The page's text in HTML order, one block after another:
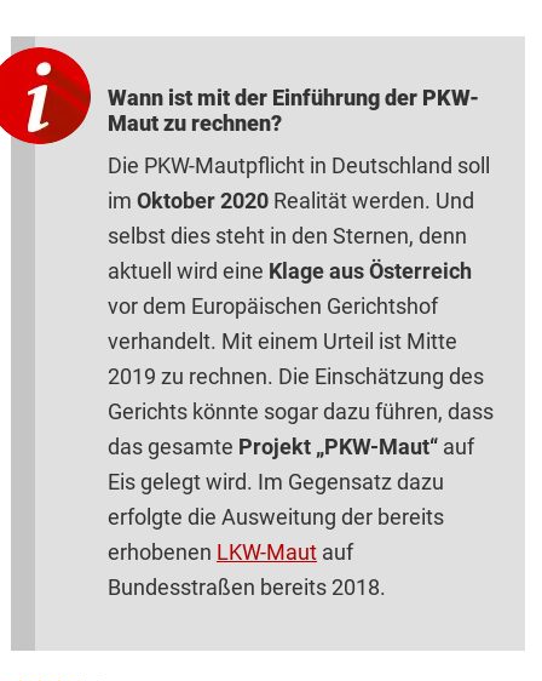
Wann ist mit der Einführung der PKW-
Maut zu rechnen?
Die PKW-Mautpflicht in Deutschland soll
im Oktober 2020Realität werden. Und
selbst dies steht in den Sternen, denn
aktuell wird eine Klage aus Österreich
vor dem Europäischen Gerichtshof
verhandelt. Mit einem Urteil ist Mitte
2019 zu rechnen. Die Einschätzung des
Gerichts könnte sogar dazu führen, dass
das gesamte Projekt „PKW-Maut“auf
Eis gelegt wird. Im Gegensatz dazu
erfolgte die Ausweitung der bereits
erhobenen LKW-Mautauf
Bundesstraßen bereits 2018.